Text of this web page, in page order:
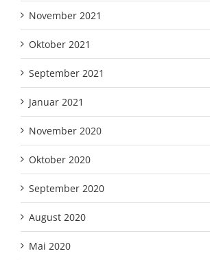
November 2021
Oktober 2021
September 2021
Januar 2021
November 2020
Oktober 2020
September 2020
August 2020
Mai 2020